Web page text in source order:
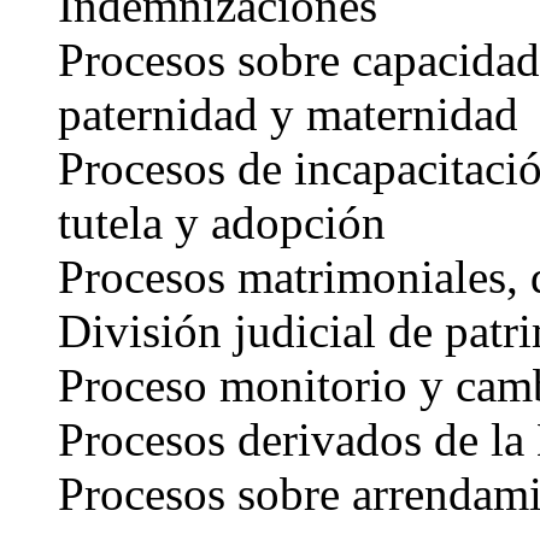
Procesos sobre
paternidad y maternidad
Procesos de
tutela y adopción
Procesos
División judicial de
Proceso monitorio y
Procesos derivados de
Procesos sobre